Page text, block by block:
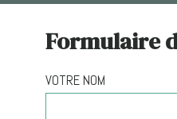
Formulaire
VOTRE NOM